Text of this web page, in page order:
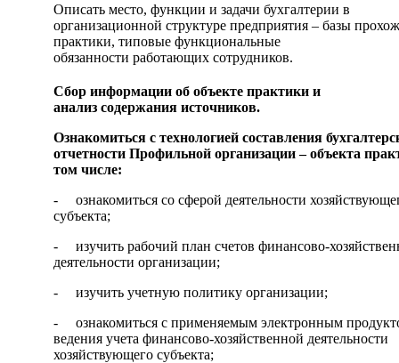
Описать место, функции и задачи бухгалтерии в
организационной структуре предприятия – базы
практики, типовые функциональные
обязанности работающих сотрудников.
Сбор информации об объекте практики и
анализ содержания источников.
Ознакомиться с технологией составления
отчетности Профильной организации – объекта
том числе:
- ознакомиться со сферой деятельности
субъекта;
- изучить рабочий план счетов финансово-
деятельности организации;
- изучить учетную политику организации;
- ознакомиться с применяемым электронным
ведения учета финансово-хозяйственной деятельности
хозяйствующего субъекта;